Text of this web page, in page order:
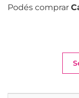
Podés comprar